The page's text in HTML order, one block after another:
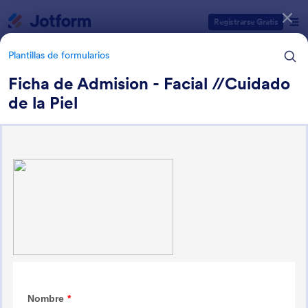
Registrarse Gratis
Plantillas de formularios
Ficha de Admision - Facial //Cuidado
de la Piel
Formularios de salones
Categorías de plantillas de formulario